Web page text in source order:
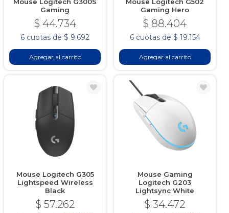
Gaming
$ 44.734
6 cuotas de $ 9.692
Agregar al carrito
Gaming Hero
$ 88.404
6 cuotas de $ 19.154
Agregar al carrito
Mouse Logitech G305
Lightspeed Wireless
Black
$ 57.262
Mouse Gaming
Logitech G203
Lightsync White
$ 34.472